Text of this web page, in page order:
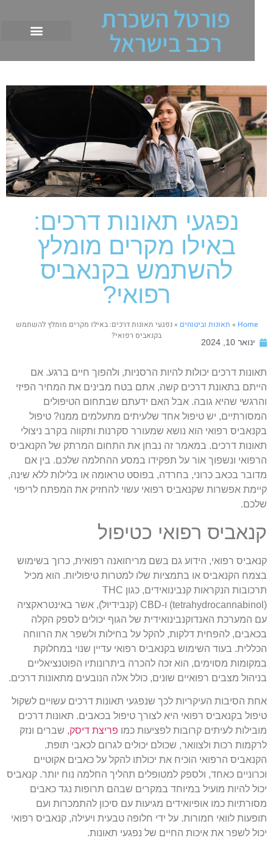
פורטל השכרת
רכב בישראל
נפגעי תאונות דרכים:
באילו מקרים מומלץ
להשתמש בקנאביס
רפואי?
Home
»תאונות וביטוחים»נפגעי תאונות דרכים: באילו מקרים מומלץ להשתמש
בקנאביס רפואי?
ינואר 10, 2024
דרכים יכולות להיות הרסניות, ולהפוך חיים ברגע. אם
בתאונת דרכים קשה, אתם בטח מבינים את המחיר הפיזי
שהיא גובה. אבל האם ידעתם שבתחום הטיפולים
יש טיפול אחד שלעיתים מתעלמים ממנו? טיפול
רפואי הוא נושא שמעורר סקרנות ותקווה בקרב ניצולי
דרכים. במאמר זה נבחן את התחום המרתק של הקנאביס
ונשפוך אור על תפקידו במסע ההחלמה שלכם. בין אם
בכאב כרוני, בחרדה, בפוסט טראומה או בלילות ללא שינה,
אפשרות שקנאביס רפואי עשוי להחזיק את המפתח לריפוי
רפואי כטיפול
רפואי, הידוע גם בשם מריחואנה רפואית, כרוך בשימוש
הקנאביס או בתמציות שלו למטרות טיפוליות. הוא מכיל
תרכובות הנקראות קנבינואידים, כגון THC
(tetrahydrocannabinol) ו-CBD (קנבידיול), אשר באינטראקציה
המערכת האנדוקנבינואידית של הגוף יכולים לספק הקלה
להפחית דלקות, להקל על בחילות ולשפר את הרווחה
בעוד השימוש בקנאביס רפואי עדיין שנוי במחלוקת
מסוימים, הוא זכה להכרה ביתרונותיו הפוטנציאליים
מצבים רפואיים שונים, כולל אלה הנובעים מתאונות דרכים.
הסיבות העיקריות לכך שנפגעי תאונות דרכים עשויים לשקול
בקנאביס רפואי היא לצורך טיפול בכאבים. תאונות דרכים
לעיתים קרובות לפציעות כמופריצת דיסק, שברים ונזק
רכות ולצוואר, שכולם יכולים לגרום לכאבי תופת.
הרפואי הוכיח את יכולתו להקל על כאבים אקוטיים
כאחד, ולספק למטופלים תהליך החלמה נוח יותר. קנאביס
להיות מועיל במיוחד במקרים שבהם תרופות נגד כאבים
כמו אופיואידים מגיעות עם סיכון להתמכרות ועם
לוואי חמורות. על ידי חלופה טבעית ויעילה, קנאביס רפואי
לשפר את איכות החיים של נפגעי תאונות.